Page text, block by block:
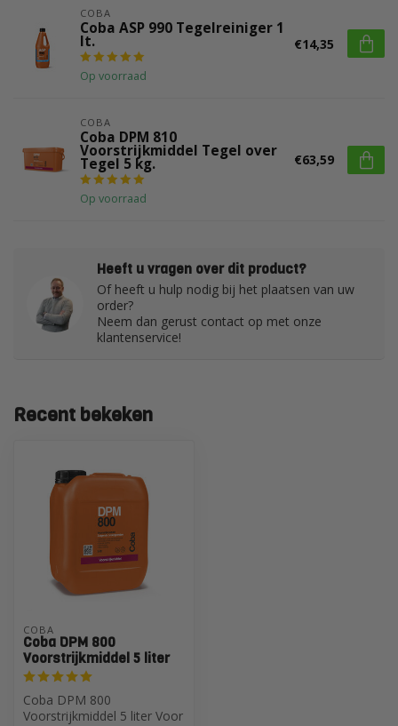
COBA
Coba ASP 990 Tegelreiniger 1
lt.
Op voorraad
€14,35
COBA
Coba DPM 810
Voorstrijkmiddel Tegel over
Tegel 5 kg.
Op voorraad
€63,59
Heeft u vragen over dit product?
Of heeft u hulp nodig bij het plaatsen van uw
order?
Neem dan gerust contact op met onze
klantenservice!
Recent bekeken
COBA
Coba DPM 800
Voorstrijkmiddel 5 liter
Coba DPM 800
Voorstrijkmiddel 5 liter Voor